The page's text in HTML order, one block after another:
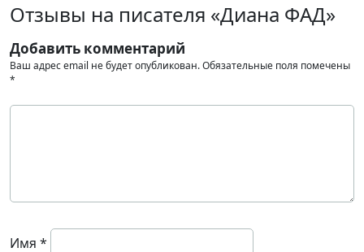
Отзывы на писателя «Диана ФАД»
Добавить комментарий
Ваш адрес email не будет опубликован.Обязательные поля помечены
*
Имя *